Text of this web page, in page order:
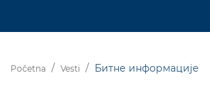
Početna Vesti Битне информације